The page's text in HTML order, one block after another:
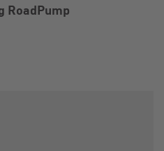
RoadPump